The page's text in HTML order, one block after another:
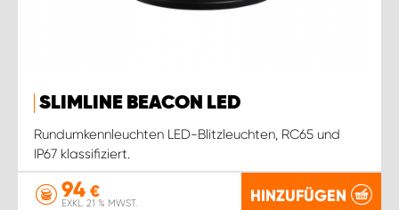
SLIMLINE BEACON LED
Rundumkennleuchten LED-Blitzleuchten, RC65 und
IP67 klassifiziert.
94 €
EXKL. 21 % MWST. HINZUFÜGEN